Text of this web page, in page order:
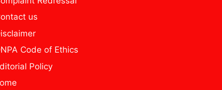
us
Code of Ethics
Policy